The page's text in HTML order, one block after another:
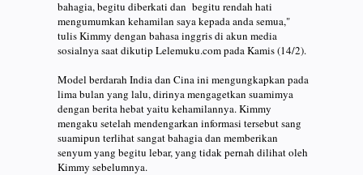
bahagia, begitu diberkati dan begitu rendah hati
mengumumkan kehamilan saya kepada anda semua,"
tulis Kimmy dengan bahasa inggris di akun media
sosialnya saat dikutip Lelemuku.com pada Kamis (14/2).
Model berdarah India dan Cina ini mengungkapkan pada
lima bulan yang lalu, dirinya mengagetkan suamimya
dengan berita hebat yaitu kehamilannya. Kimmy
mengaku setelah mendengarkan informasi tersebut sang
suamipun terlihat sangat bahagia dan memberikan
senyum yang begitu lebar, yang tidak pernah dilihat oleh
Kimmy sebelumnya.